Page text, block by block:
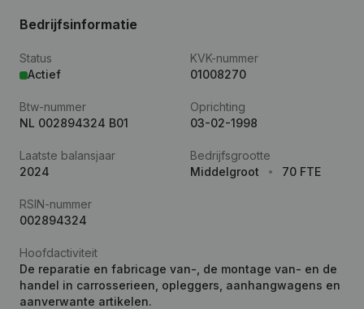
Bedrijfsinformatie
Status
Actief
KVK-nummer
01008270
Btw-nummer
NL 002894324 B01
Oprichting
03-02-1998
Laatste balansjaar
2024
Bedrijfsgrootte
Middelgroot
70 FTE
RSIN-nummer
002894324
Hoofdactiviteit
De reparatie en fabricage van-, de montage van- en de
handel in carrosserieen, opleggers, aanhangwagens en
aanverwante artikelen.